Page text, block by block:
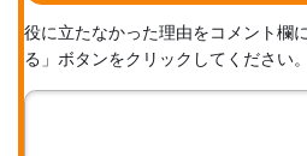
役に立たなかった理由をコメント欄
る」ボタンをクリックしてください。